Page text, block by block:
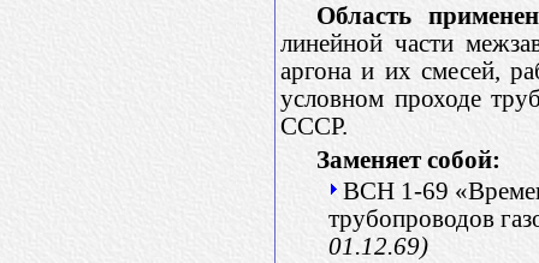
Область
линейной части
аргона и их смесей,
условном проходе
СССР.
Заменяет собой:
ВСН 1-69
трубопроводов
01.12.69)